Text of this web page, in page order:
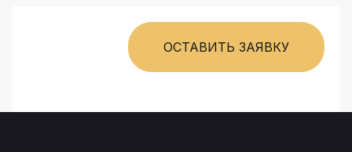
ОСТАВИТЬ ЗАЯВКУ